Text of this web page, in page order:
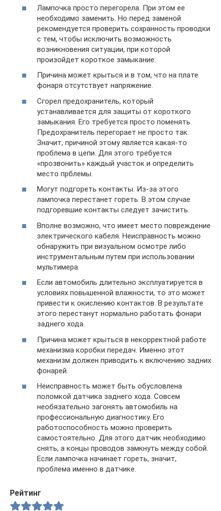
Лампочка просто перегорела. При этом ее
необходимо заменить. Но перед заменой
рекомендуется проверить сохранность проводки
с тем, чтобы исключить возможность
возникновения ситуации, при которой
произойдет короткое замыкание.
Причина может крыться и в том, что на плате
фонаря отсутствует напряжение.
Сгорел предохранитель, который
устанавливается для защиты от короткого
замыкания. Его требуется просто поменять.
Предохранитель перегорает не просто так.
Значит, причиной этому является какая-то
проблема в цепи. Для этого требуется
«прозвонить» каждый участок и определить
место прблемы.
Могут подгореть контакты. Из-за этого
лампочка перестанет гореть. В этом случае
подгоревшие контакты следует зачистить.
Вполне возможно, что имеет место повреждение
электрического кабеля. Неисправность можно
обнаружить при визуальном осмотре либо
инструментальным путем при использовании
мультимера.
Если автомобиль длительно эксплуатируется в
условиях повышенной влажности, то это может
привести к окислению контактов. В результате
этого перестанут нормально работать фонари
заднего хода.
Причина может крыться в некорректной работе
механизма коробки передач. Именно этот
механизм должен приводить к включению задних
фонарей.
Неисправность может быть обусловлена
поломкой датчика заднего хода. Совсем
необязательно загонять автомобиль на
профессиональную диагностику. Его
работоспособность можно проверить
самостоятельно. Для этого датчик необходимо
снять, а концы проводов замкнуть между собой.
Если лампочка начинает гореть, значит,
проблема именно в датчике.
Рейтинг